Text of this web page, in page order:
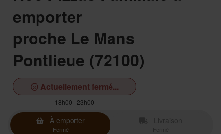
emporter
proche Le Mans
Pontlieue (72100)
Actuellement fermé...
18h00 - 23h00
À emporter
Fermé